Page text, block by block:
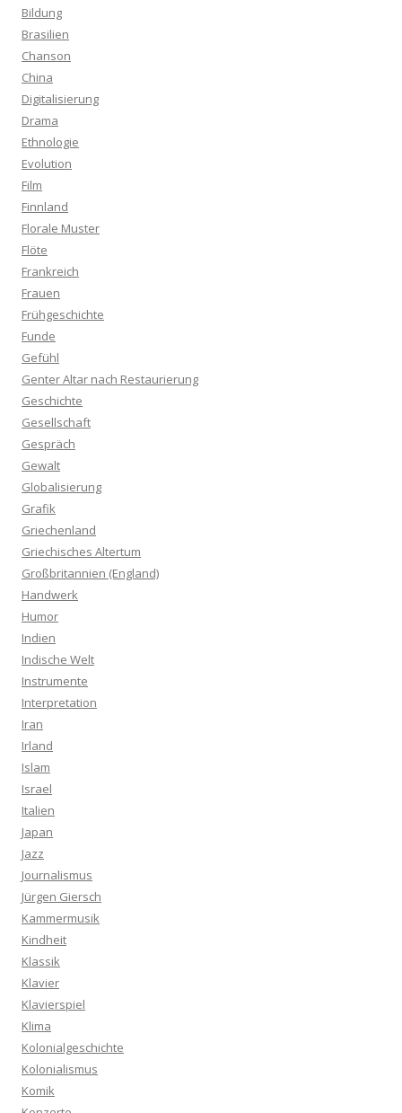
Bildung
Brasilien
Chanson
China
Digitalisierung
Drama
Ethnologie
Evolution
Film
Finnland
Florale Muster
Flöte
Frankreich
Frauen
Frühgeschichte
Funde
Gefühl
Genter Altar nach Restaurierung
Geschichte
Gesellschaft
Gespräch
Gewalt
Globalisierung
Grafik
Griechenland
Griechisches Altertum
Großbritannien (England)
Handwerk
Humor
Indien
Indische Welt
Instrumente
Interpretation
Iran
Irland
Islam
Israel
Italien
Japan
Jazz
Journalismus
Jürgen Giersch
Kammermusik
Kindheit
Klassik
Klavier
Klavierspiel
Klima
Kolonialgeschichte
Kolonialismus
Komik